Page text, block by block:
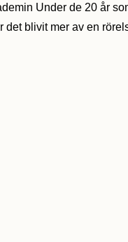
Under de 20 år
det blivit mer av en